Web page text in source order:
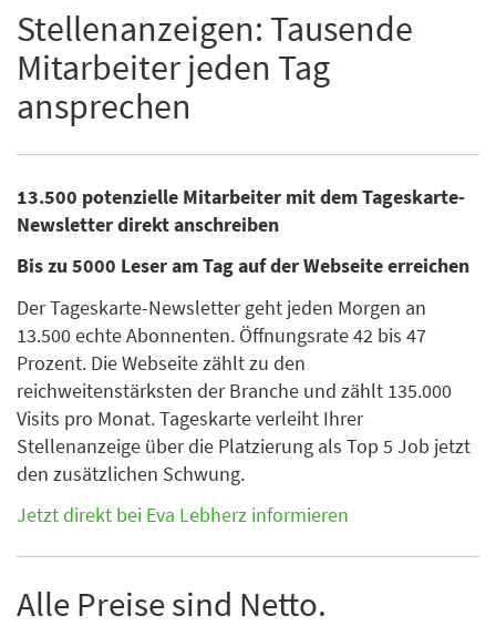
Stellenanzeigen: Tausende
Mitarbeiter jeden Tag
ansprechen
13.500 potenzielle Mitarbeiter mit dem Tageskarte-
Newsletter direkt anschreiben
Bis zu 5000 Leser am Tag auf der Webseite erreichen
Der Tageskarte-Newsletter geht jeden Morgen an
13.500 echte Abonnenten. Öffnungsrate 42 bis 47
Prozent. Die Webseite zählt zu den
reichweitenstärksten der Branche und zählt 135.000
Visits pro Monat. Tageskarte verleiht Ihrer
Stellenanzeige über die Platzierung als Top 5 Job jetzt
den zusätzlichen Schwung.
Jetzt direkt bei Eva Lebherz informieren
Alle Preise sind Netto.